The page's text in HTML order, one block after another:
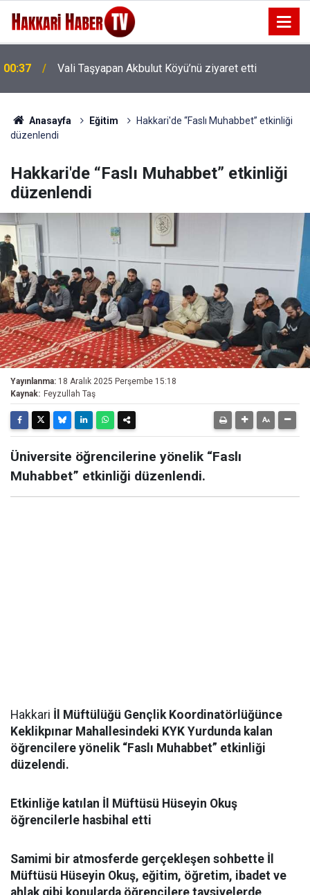
00:37 Vali Taşyapan Akbulut Köyü’nü ziyaret etti
Anasayfa Eğitim
Hakkari'de “Faslı Muhabbet” etkinliği
düzenlendi
Hakkari'de “Faslı Muhabbet” etkinliği
düzenlendi
Yayınlanma: 18 Aralık 2025 Perşembe 15:18
Kaynak: Feyzullah Taş
Üniversite öğrencilerine yönelik “Faslı
Muhabbet” etkinliği düzenlendi.
Hakkari İl Müftülüğü Gençlik Koordinatörlüğünce
Keklikpınar Mahallesindeki KYK Yurdunda kalan
öğrencilere yönelik “Faslı Muhabbet” etkinliği
düzelendi.
Etkinliğe katılan İl Müftüsü Hüseyin Okuş
öğrencilerle hasbihal etti
Samimi bir atmosferde gerçekleşen sohbette İl
Müftüsü Hüseyin Okuş, eğitim, öğretim, ibadet ve
ahlak gibi konularda öğrencilere tavsiyelerde